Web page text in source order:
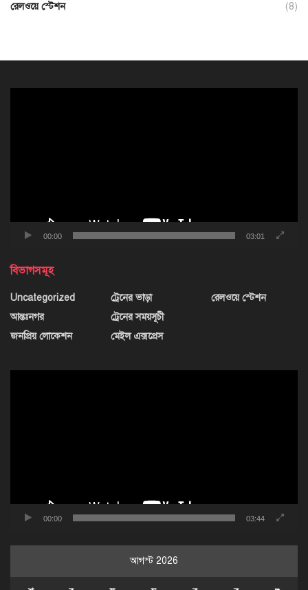
রেলওয়ে স্টেশন (8)
00:00 03:01
বিভাগসমূহ
Uncategorized
আন্তঃনগর
জনপ্রিয় লোকেশন
ট্রেনের ভাড়া
ট্রেনের সময়সূচী
মেইল এক্সপ্রেস
রেলওয়ে স্টেশন
00:00 03:44
আগস্ট 2026